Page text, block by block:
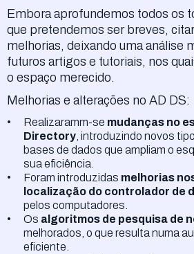
Embora aprofundemos todos os
que pretendemos ser breves,
melhorias, deixando uma análise
futuros artigos e tutoriais, nos
o espaço merecido.
Melhorias e alterações no AD DS:
Realizaramm-se mudanças no
Directory , introduzindo novos
bases de dados que ampliam o
sua eficiência.
Foram introduzidas melhorias
localização do controlador de
pelos computadores.
Os algoritmos de pesquisa de
melhorados, o que resulta numa
eficiente.